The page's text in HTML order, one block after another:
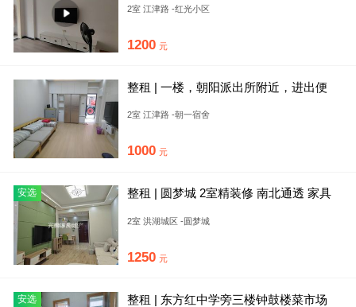
2室 江津路 -红光小区
1200 元
整租 | 一楼，朝阳派出所附近，进出便
2室 江津路 -朝一宿舍
1000 元
安选
整租 | 圆梦城 2室精装修 南北通透 家具
2室 洪湖城区 -圆梦城
1250 元
安选 整租 | 东方红中学旁三楼钟鼓楼菜市场